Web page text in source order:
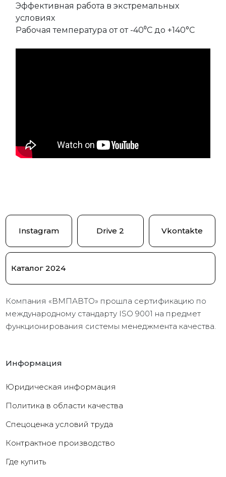
Эффективная работа в экстремальных
условиях
Рабочая температура от от -40⁰С до +140°С
Instagram Drive 2 Vkontakte
Каталог 2024
Компания «ВМПАВТО» прошла сертификацию по
международному стандарту ISO 9001 на предмет
функционирования системы менеджмента качества.
Информация
Юридическая информация
Политика в области качества
Cпецоценка условий труда
Контрактное производство
Где купить